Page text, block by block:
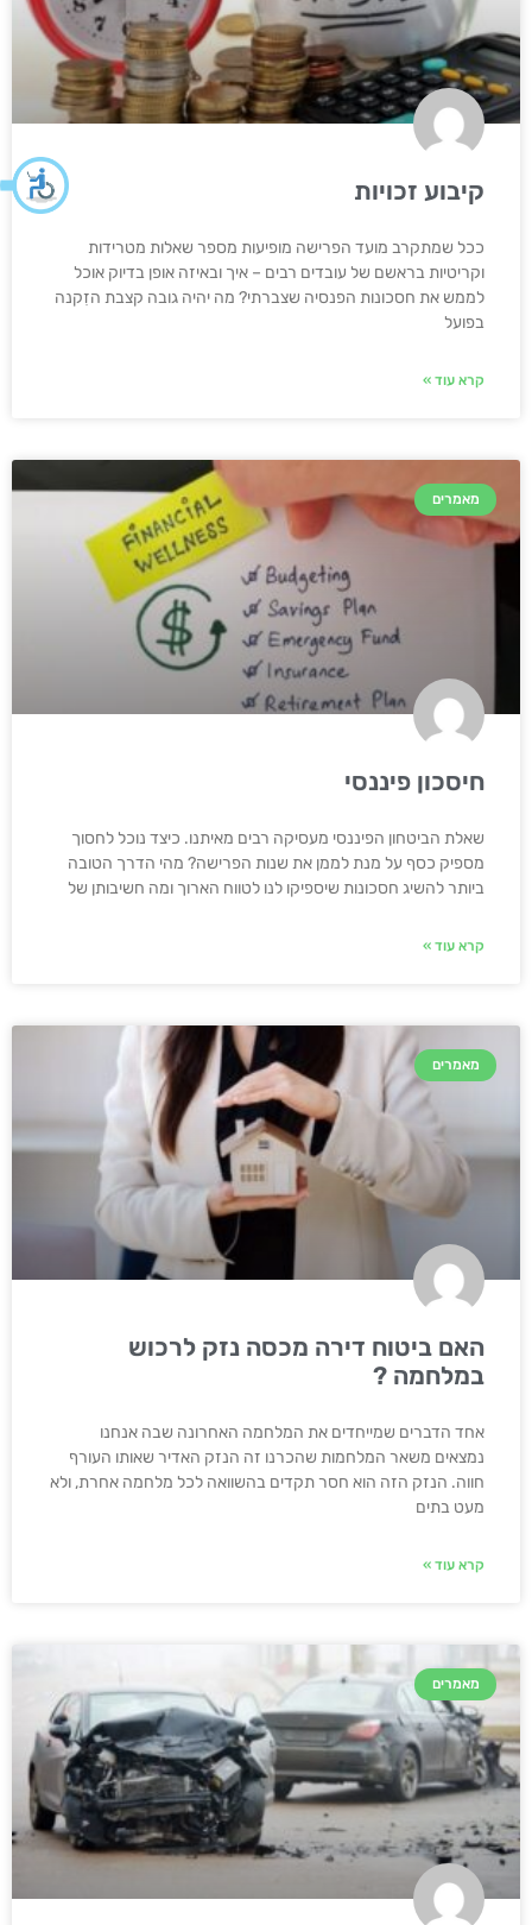
קיבוע זכויות
ככל שמתקרב מועד הפרישה מופיעות מספר שאלות מטרידות
וקריטיות בראשם של עובדים רבים – איך ובאיזה אופן בדיוק אוכל
לממש את חסכונות הפנסיה שצברתי? מה יהיה גובה קצבת הזִקנה
בפועל
קרא עוד »
מאמרים
חיסכון פיננסי
שאלת הביטחון הפיננסי מעסיקה רבים מאיתנו. כיצד נוכל לחסוך
מספיק כסף על מנת לממן את שנות הפרישה? מהי הדרך הטובה
ביותר להשיג חסכונות שיספיקו לנו לטווח הארוך ומה חשיבותן של
קרא עוד »
מאמרים
האם ביטוח דירה מכסה נזק לרכוש
במלחמה ?
אחד הדברים שמייחדים את המלחמה האחרונה שבה אנחנו
נמצאים משאר המלחמות שהכרנו זה הנזק האדיר שאותו העורף
חווה. הנזק הזה הוא חסר תקדים בהשוואה לכל מלחמה אחרת, ולא
מעט בתים
קרא עוד »
מאמרים